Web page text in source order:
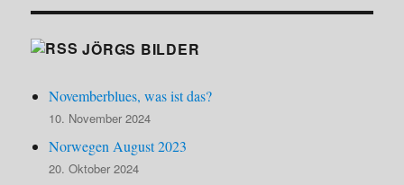
JÖRGS BILDER
Novemberblues, was ist das?
10. November 2024
Norwegen August 2023
20. Oktober 2024